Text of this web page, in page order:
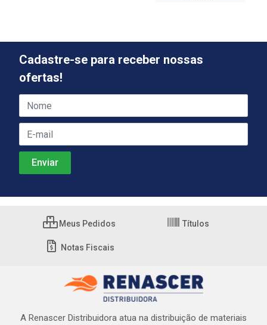
Cadastre-se para receber nossas
ofertas!
Meus Pedidos Títulos
Notas Fiscais
A Renascer Distribuidora atua na distribuição de materiais